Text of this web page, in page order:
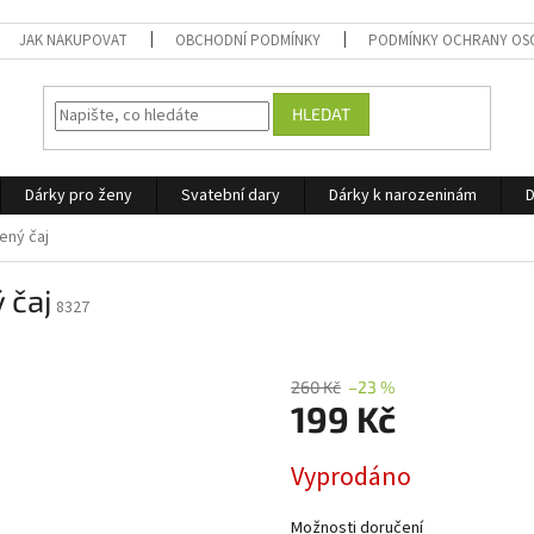
JAK NAKUPOVAT OBCHODNÍ PODMÍNKY PODMÍNKY OCHRANY
HLEDAT
Dárky pro ženy Svatební dary Dárky k narozeninám
čaj
čaj 8327
260 Kč –23 %
199 Kč
cena:
Vyprodáno
Možnosti doručení